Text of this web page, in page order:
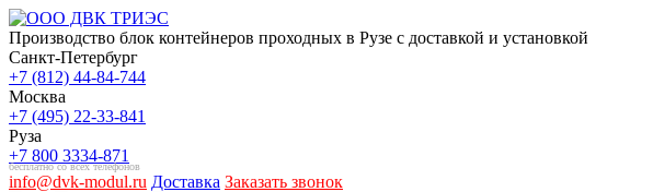
Производство блок контейнеров проходных в Рузе с доставкой и установкой
Санкт-Петербург
+7 (812) 44-84-744
Москва
+7 (495) 22-33-841
Руза
+7 800 3334-871
бесплатно со всех телефонов
info@dvk-modul.ru Доставка Заказать звонок